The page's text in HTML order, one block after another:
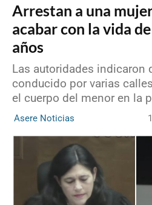
Arrestan a una
acabar con la vida
años
Las autoridades indicaron
conducido por varias
el cuerpo del menor en la
Asere Noticias